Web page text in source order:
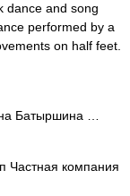
dance and song
performed by a
on half feet.
Батыршина …
Частная компания